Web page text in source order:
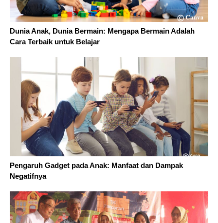
Dunia Anak, Dunia Bermain: Mengapa Bermain Adalah
Cara Terbaik untuk Belajar
Pengaruh Gadget pada Anak: Manfaat dan Dampak
Negatifnya